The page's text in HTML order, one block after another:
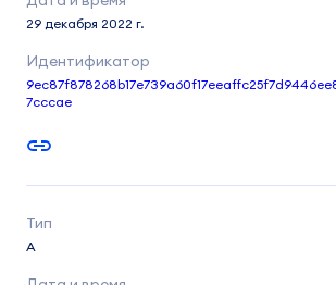
29 декабря 2022 г.
7cccae
A